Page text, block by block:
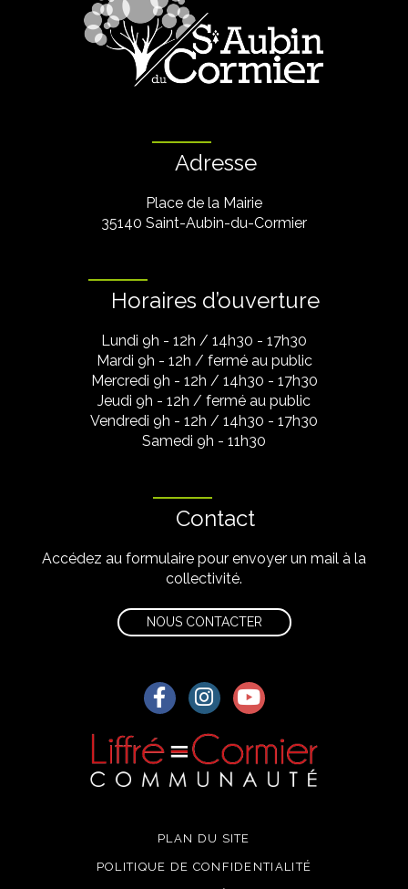
Adresse
Place de la Mairie
35140 Saint-Aubin-du-Cormier
Horaires d’ouverture
Lundi 9h - 12h / 14h30 - 17h30
Mardi 9h - 12h / fermé au public
Mercredi 9h - 12h / 14h30 - 17h30
Jeudi 9h - 12h / fermé au public
Vendredi 9h - 12h / 14h30 - 17h30
Samedi 9h - 11h30
Contact
Accédez au formulaire pour envoyer un mail à la
collectivité.
NOUS CONTACTER
Lien vers le compte Facebook
Lien vers le compte
Lien vers la chaîne
PLAN DU SITE
POLITIQUE DE CONFIDENTIALITÉ